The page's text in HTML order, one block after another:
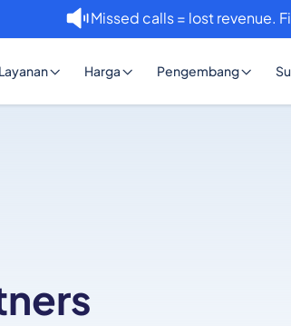
Missed calls = lost revenue.
Layanan Harga Pengembang